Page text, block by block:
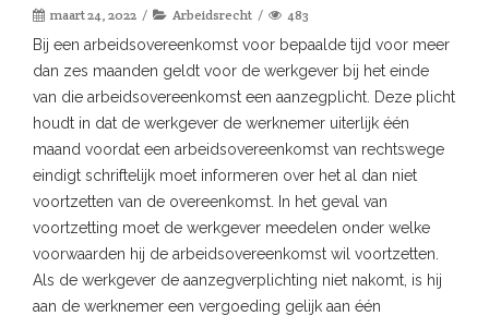
maart 24, 2022 Arbeidsrecht 483
Bij een arbeidsovereenkomst voor bepaalde tijd voor meer
dan zes maanden geldt voor de werkgever bij het einde
van die arbeidsovereenkomst een aanzegplicht. Deze plicht
houdt in dat de werkgever de werknemer uiterlijk één
maand voordat een arbeidsovereenkomst van rechtswege
eindigt schriftelijk moet informeren over het al dan niet
voortzetten van de overeenkomst. In het geval van
voortzetting moet de werkgever meedelen onder welke
voorwaarden hij de arbeidsovereenkomst wil voortzetten.
Als de werkgever de aanzegverplichting niet nakomt, is hij
aan de werknemer een vergoeding gelijk aan één